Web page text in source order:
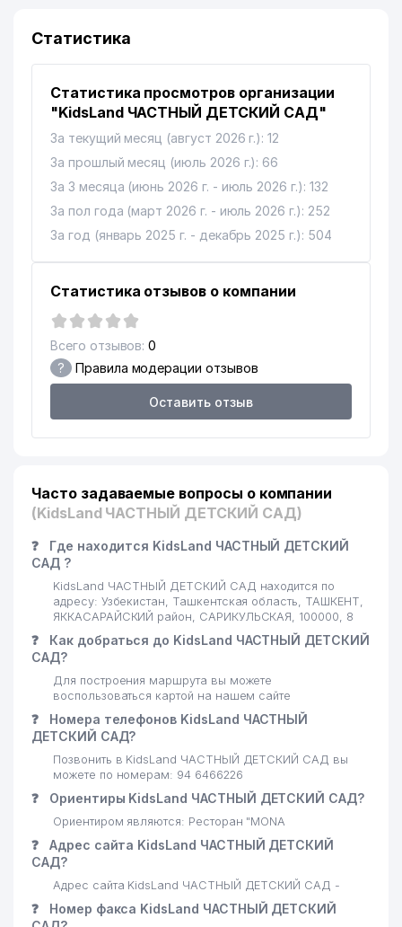
Статистика
Статистика просмотров организации
"KidsLand ЧАСТНЫЙ ДЕТСКИЙ САД"
За текущий месяц (август 2026 г.): 12
За прошлый месяц (июль 2026 г.): 66
За 3 месяца (июнь 2026 г. - июль 2026 г.): 132
За пол года (март 2026 г. - июль 2026 г.): 252
За год (январь 2025 г. - декабрь 2025 г.): 504
Статистика отзывов о компании
Всего отзывов: 0
? Правила модерации отзывов
Оставить отзыв
Часто задаваемые вопросы о компании
(KidsLand ЧАСТНЫЙ ДЕТСКИЙ САД)
❓
Где находится KidsLand ЧАСТНЫЙ ДЕТСКИЙ
САД ?
KidsLand ЧАСТНЫЙ ДЕТСКИЙ САД находится по
адресу: Узбекистан, Ташкентская область, ТАШКЕНТ,
ЯККАСАРАЙСКИЙ район, САРИКУЛЬСКАЯ, 100000, 8
❓
Как добраться до KidsLand ЧАСТНЫЙ ДЕТСКИЙ
САД?
Для построения маршрута вы можете
воспользоваться картой на нашем сайте
❓
Номера телефонов KidsLand ЧАСТНЫЙ
ДЕТСКИЙ САД?
Позвонить в KidsLand ЧАСТНЫЙ ДЕТСКИЙ САД вы
можете по номерам: 94 6466226
❓ Ориентиры KidsLand ЧАСТНЫЙ ДЕТСКИЙ САД?
Ориентиром являются: Ресторан "MONA
❓
Адрес сайта KidsLand ЧАСТНЫЙ ДЕТСКИЙ
САД?
Адрес сайта KidsLand ЧАСТНЫЙ ДЕТСКИЙ САД -
❓
Номер факса KidsLand ЧАСТНЫЙ ДЕТСКИЙ